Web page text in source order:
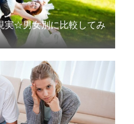
実☆男女別に比較してみ